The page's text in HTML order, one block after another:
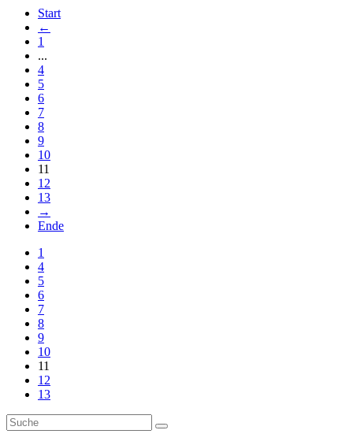
Start
←
1
...
4
5
6
7
8
9
10
11
12
13
→
Ende
1
4
5
6
7
8
9
10
11
12
13